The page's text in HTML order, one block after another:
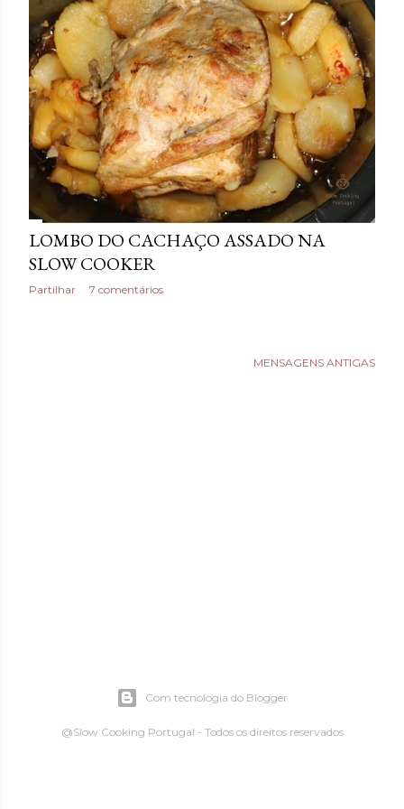
a
g
e
n
s
LOMBO DO CACHAÇO ASSADO NA
SLOW COOKER
Partilhar 7 comentários
MENSAGENS ANTIGAS
Com tecnologia do Blogger
@Slow Cooking Portugal - Todos os direitos reservados